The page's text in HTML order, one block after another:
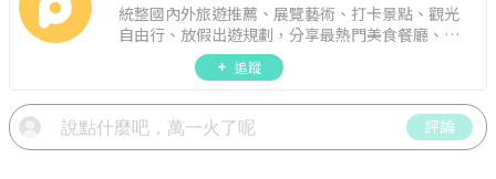
統整國內外旅遊推薦、展覽藝術、打卡景點、觀光
自由行、放假出遊規劃，分享最熱門美食餐廳、約
會聚餐、人氣甜點、速食手搖飲、3C科技、心理測
驗、星座運勢、生活雜貨、吃喝玩樂實用資訊。
追蹤
評論